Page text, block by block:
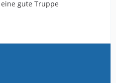
gute Truppe